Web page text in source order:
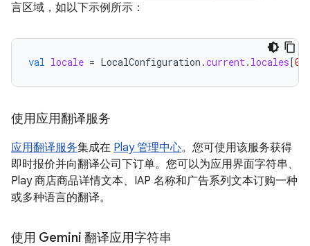
言区域，如以下示例所示：
val locale = LocalConfiguration .current. locales[0
使用应用翻译服务
应用翻译服务集成在 Play 管理中心。您可使用该服务获得
即时报价并向翻译公司下订单。您可以为应用界面字符串、
Play 商店商品详情文本、IAP 名称和广告系列文本订购一种
或多种语言的翻译。
使用 Gemini 翻译应用字符串